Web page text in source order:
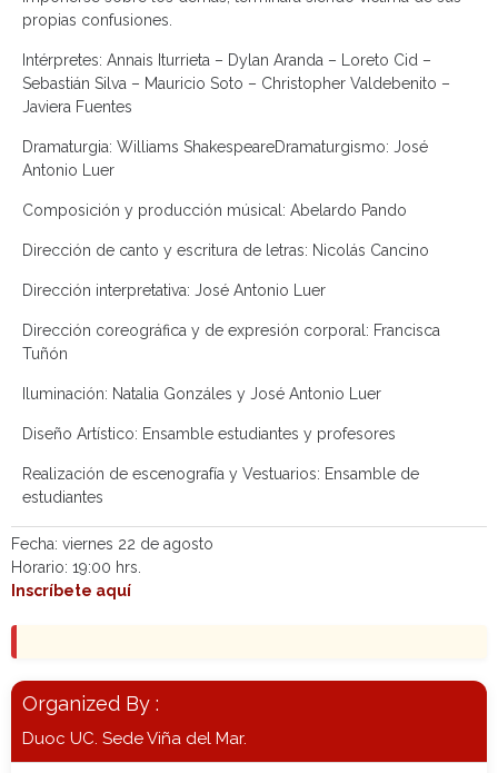
propias confusiones.
Intérpretes: Annais Iturrieta – Dylan Aranda – Loreto Cid –
Sebastián Silva – Mauricio Soto – Christopher Valdebenito –
Javiera Fuentes
Dramaturgia: Williams ShakespeareDramaturgismo: José
Antonio Luer
Composición y producción músical: Abelardo Pando
Dirección de canto y escritura de letras: Nicolás Cancino
Dirección interpretativa: José Antonio Luer
Dirección coreográfica y de expresión corporal: Francisca
Tuñón
Iluminación: Natalia Gonzáles y José Antonio Luer
Diseño Artístico: Ensamble estudiantes y profesores
Realización de escenografía y Vestuarios: Ensamble de
estudiantes
Fecha: viernes 22 de agosto
Horario: 19:00 hrs.
Inscríbete aquí
Organized By :
Duoc UC. Sede Viña del Mar.